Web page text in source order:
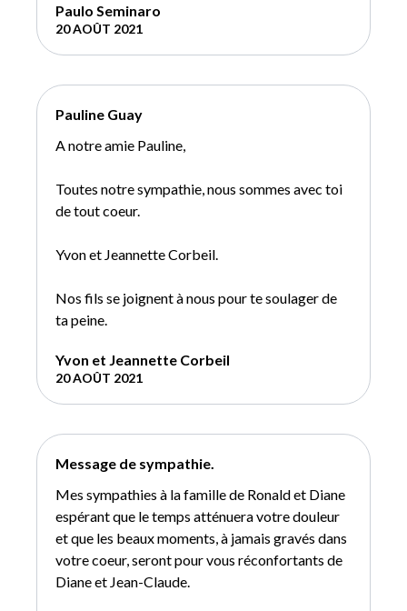
Paulo Seminaro
20 AOÛT 2021
Pauline Guay
A notre amie Pauline,
Toutes notre sympathie, nous sommes avec toi
de tout coeur.
Yvon et Jeannette Corbeil.
Nos fils se joignent à nous pour te soulager de
ta peine.
Yvon et Jeannette Corbeil
20 AOÛT 2021
Message de sympathie.
Mes sympathies à la famille de Ronald et Diane
espérant que le temps atténuera votre douleur
et que les beaux moments, à jamais gravés dans
votre coeur, seront pour vous réconfortants de
Diane et Jean-Claude.